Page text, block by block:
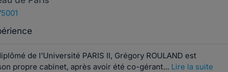
de l’Université PARIS II, Grégory ROULAND est
propre cabinet, après avoir été co-gérant... Lire la suite